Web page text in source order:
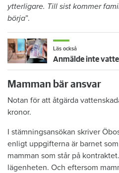
ytterligare. Till sist kommer
börja”.
Läs också
Mamman bär ansvar
Notan för att åtgärda
kronor.
I stämningsansökan skriver
enligt uppgifterna är barnet
mamman som står på
lägenheten. Och eftersom